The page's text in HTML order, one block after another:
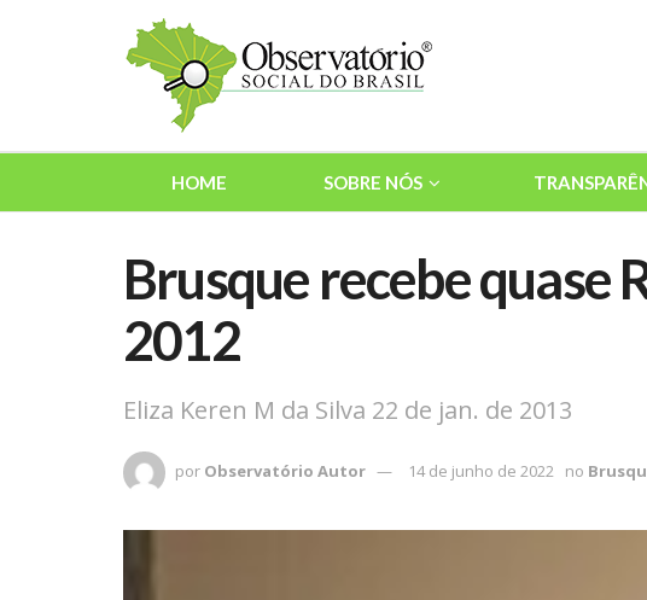
HOME SOBRE NÓS
Brusque recebe quase
2012
Eliza Keren M da Silva 22 de jan. de 2013
por Observatório Autor 14 de junho de 2022 no